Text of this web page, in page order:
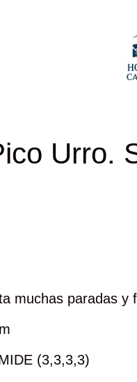
Urro.
muchas paradas y
(3,3,3,3)